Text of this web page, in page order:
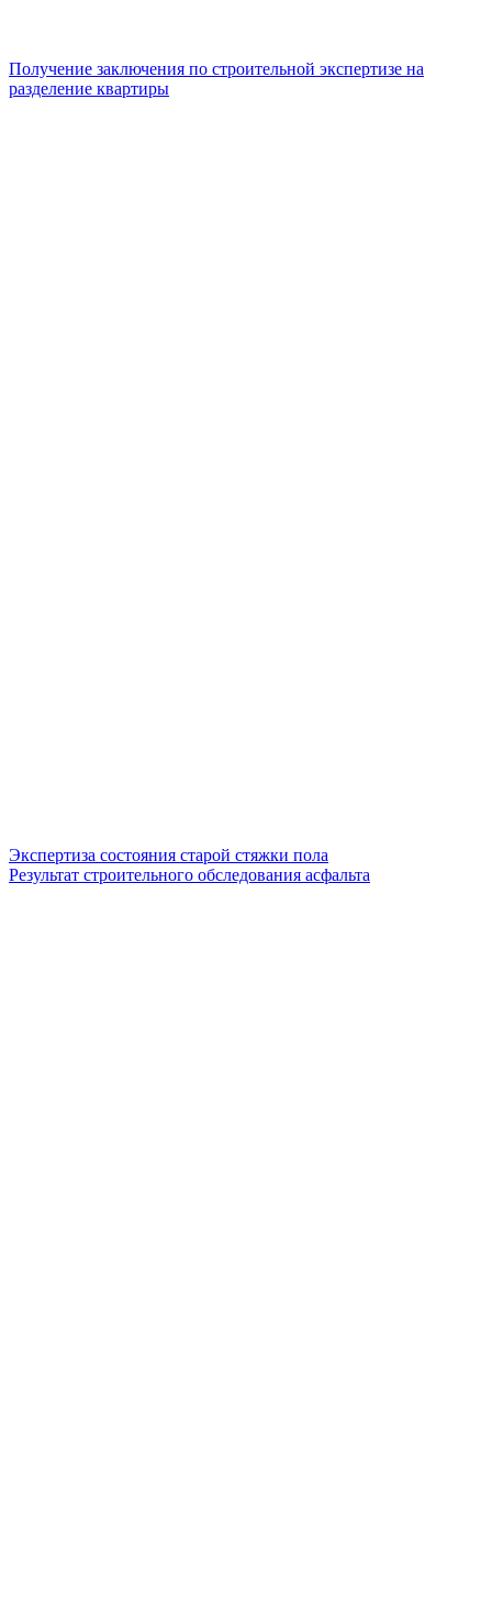
Получение заключения по строительной экспертизе на
разделение квартиры
Экспертиза состояния старой стяжки пола
Результат строительного обследования асфальта